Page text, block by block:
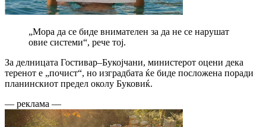
„Мора да се биде внимателен за да не се нарушат
овие системи“, рече тој.
За делницата Гостивар–Букојчани, министерот оцени дека
теренот е „почист“, но изградбата ќе биде посложена поради
планинскиот предел околу Буковиќ.
— реклама —